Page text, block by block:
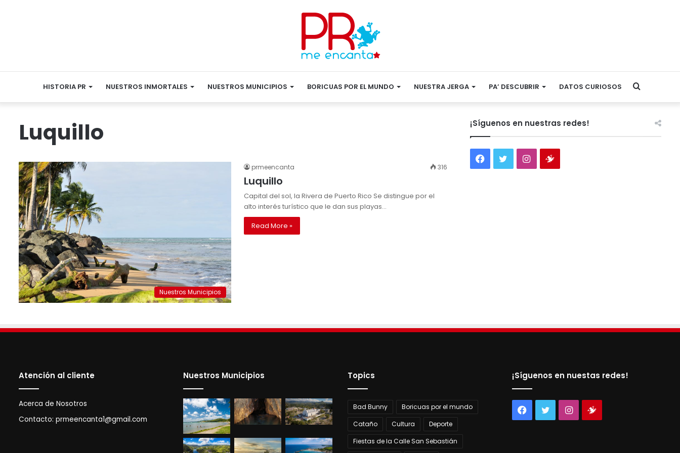
HISTORIA PR NUESTROS INMORTALES NUESTROS MUNICIPIOS BORICUAS POR EL MUNDO NUESTRA JERGA PA’ DESCUBRIR DATOS CURIOSOS Search
Luquillo
Nuestros Municipios
prmeencanta 316
Luquillo
Capital del sol, la Rivera de Puerto Rico Se distingue por el
alto interés turístico que le dan sus playas…
Read More »
¡Síguenos en nuestras redes!
Facebook
TwitterInstagram
Atención al cliente
Acerca de Nosotros
Contacto: prmeencanta1@gmail.com
Nuestros Municipios Topics
Bad Bunny
Boricuas por el mundo
Cataño
Cultura
Deporte
Fiestas de la Calle San Sebastián
¡Síguenos en nuestas redes!
Facebook
TwitterInstagram